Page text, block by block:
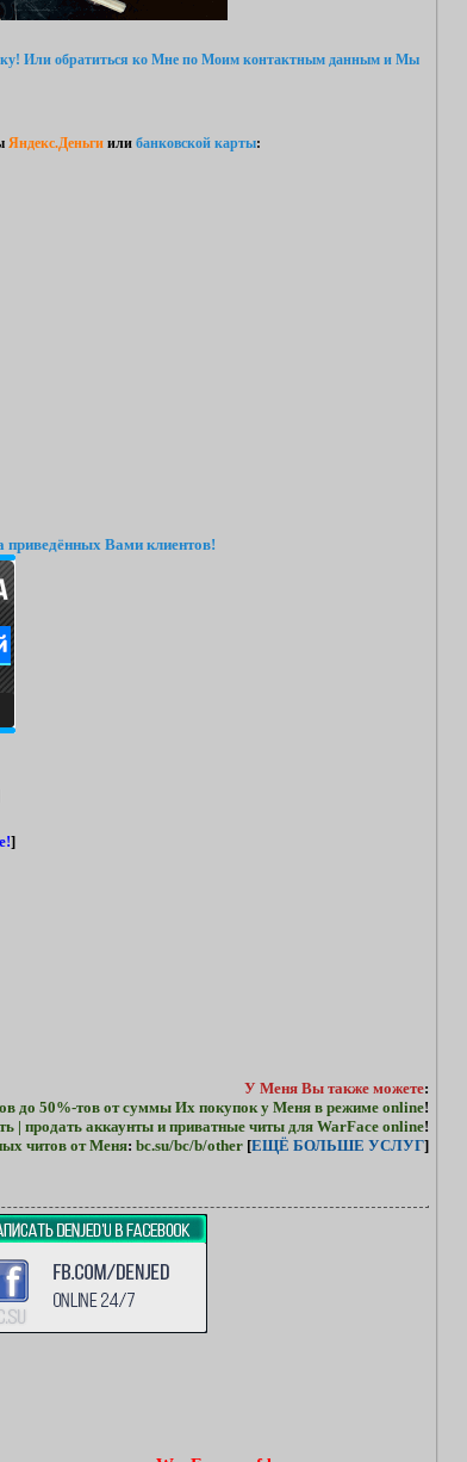
Или обратиться ко Мне по Моим контактным данным и Мы
Яндекс.Деньги или банковской карты:
приведённых Вами клиентов!
]
У Меня Вы также можете:
до 50%-тов от суммы Их покупок у Меня в режиме online!
| продать аккаунты и приватные читы для WarFace online!
читов от Меня: bc.su/bc/b/other [ЕЩЁ БОЛЬШЕ УСЛУГ]